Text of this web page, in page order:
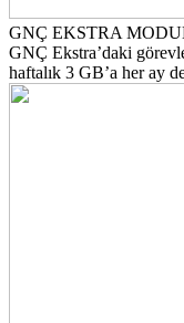
GNÇ EKSTRA
GNÇ Ekstra’daki
haftalık 3 GB’a her ay